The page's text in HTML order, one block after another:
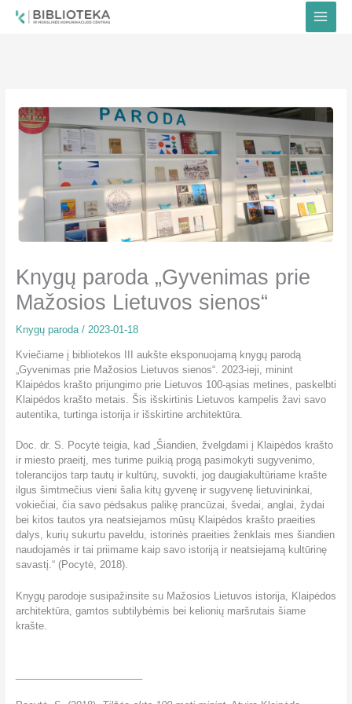
Knygų paroda „Gyvenimas prie
Mažosios Lietuvos sienos“
Knygų paroda/ 2023-01-18
Kviečiame į bibliotekos III aukšte eksponuojamą knygų parodą
„Gyvenimas prie Mažosios Lietuvos sienos“. 2023-ieji, minint
Klaipėdos krašto prijungimo prie Lietuvos 100-ąsias metines, paskelbti
Klaipėdos krašto metais. Šis išskirtinis Lietuvos kampelis žavi savo
autentika, turtinga istorija ir išskirtine architektūra.
Doc. dr. S. Pocytė teigia, kad „Šiandien, žvelgdami į Klaipėdos krašto
ir miesto praeitį, mes turime puikią progą pasimokyti sugyvenimo,
tolerancijos tarp tautų ir kultūrų, suvokti, jog daugiakultūriame krašte
ilgus šimtmečius vieni šalia kitų gyvenę ir sugyvenę lietuvininkai,
vokiečiai, čia savo pėdsakus palikę prancūzai, švedai, anglai, žydai
bei kitos tautos yra neatsiejamos mūsų Klaipėdos krašto praeities
dalys, kurių sukurtu paveldu, istorinės praeities ženklais mes šiandien
naudojamės ir tai priimame kaip savo istoriją ir neatsiejamą kultūrinę
savastį.“ (Pocytė, 2018).
Knygų parodoje susipažinsite su Mažosios Lietuvos istorija, Klaipėdos
architektūra, gamtos subtilybėmis bei kelionių maršrutais šiame
krašte.